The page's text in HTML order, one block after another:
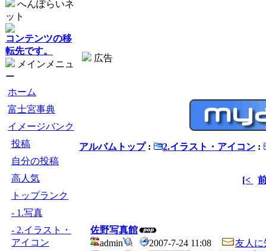
へんぽらいネ
ット
コンテンツの移
転先です。
メインメニュ
ー
ホーム
富士宮事典
イメージバンク
投稿
自分の投稿
高人気
トップランク
- 1.写真
- 2.イラスト・
アイコン
広告
アルバムトップ: 2.イラスト・アイコン :
[<
佐野写真館
admin
2007-7-24 11:08
友人に